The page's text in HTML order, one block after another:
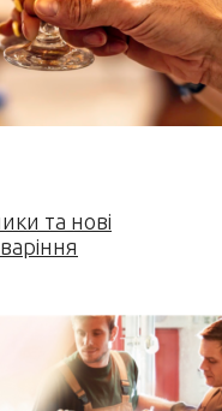
та нові